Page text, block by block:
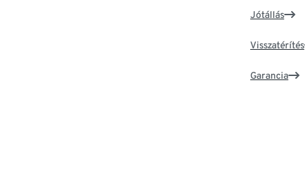
Jótállás
Visszatérítés
Garancia